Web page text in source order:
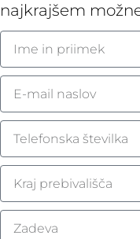
najkrajšem